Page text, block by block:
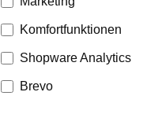
Abonnieren Sie jetzt
werden stets unter den
Komfortfunktionen
Shopware Analytics
Brevo